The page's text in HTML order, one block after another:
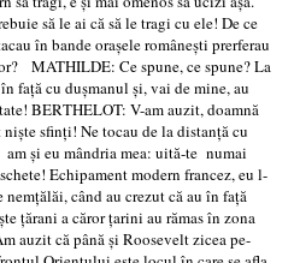
să le ai că să le tragi cu ele! De ce
în bande oraşele româneşti prerferau
MATHILDE: Ce spune, ce spune? La
faţă cu duşmanul şi, vai de mine, au
BERTHELOT: V-am auzit, doamnă
sfinţi! Ne tocau de la distanţă cu
şi eu mândria mea: uită-te numai
Echipament modern francez, eu l-
nemţălăi, când au crezut că au în faţă
ţărani a căror ţarini au rămas în zona
auzit că până şi Roosevelt zicea pe-